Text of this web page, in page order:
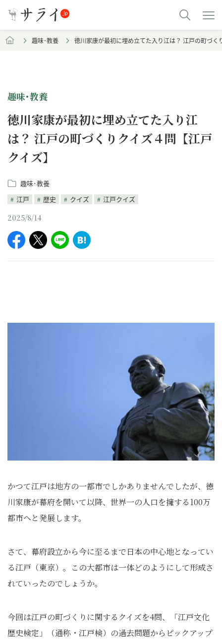
趣味･教養 徳川家康が最初に埋め立てた入り江は？ 江戸の町づく
趣味･教養
徳川家康が最初に埋め立てた入り江
は？ 江戸の町づくりクイズ４問【江戸
クイズ】
趣味･教養
江戸
歴史 クイズ 江戸クイズ
2025/8/14
かつて江戸は地方の一都市でしかありませんでしたが、徳
川家康が幕府を開いて以降、世界一の人口を擁する100万
都市へと発展します。
さて、幕府設立から今に至るまで日本の中心地となってい
る江戸（東京）。この大都市は一体どのようにして形成さ
れていったのでしょうか。
今回は江戸の町づくりに関するクイズを4問、「江戸文化
歴史検定」（通称・江戸検）の過去問題からピックアップ